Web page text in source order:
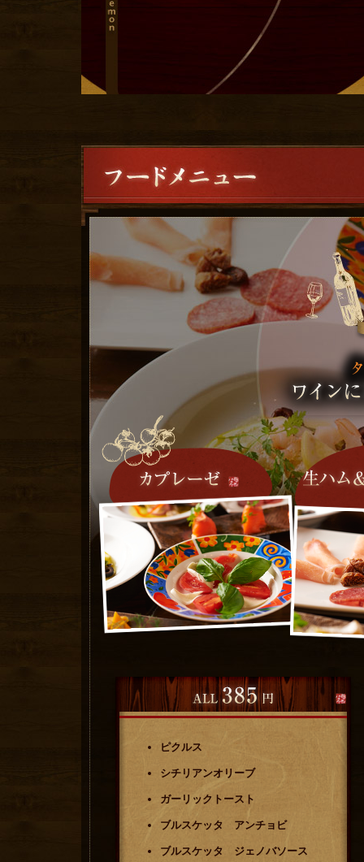
ピクルス
シチリアンオリーブ
ガーリックトースト
ブルスケッタ アンチョビ
ブルスケッタ ジェノバソース